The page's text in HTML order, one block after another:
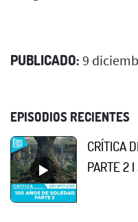
PUBLICADO: 9
EPISODIOS RECIENTES
CRÍTICA
PARTE 2